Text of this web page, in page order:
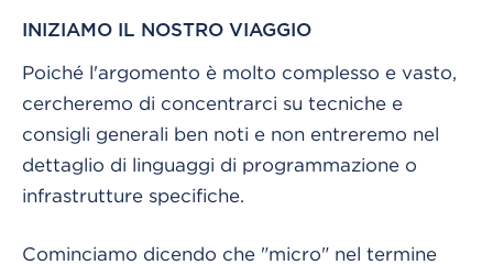
INIZIAMO IL NOSTRO VIAGGIO
Poiché l'argomento è molto complesso e vasto,
cercheremo di concentrarci su tecniche e
consigli generali ben noti e non entreremo nel
dettaglio di linguaggi di programmazione o
infrastrutture specifiche.
Cominciamo dicendo che "micro" nel termine